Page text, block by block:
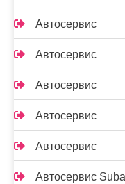
Автосервис
Автосервис
Автосервис
Автосервис
Автосервис
Автосервис